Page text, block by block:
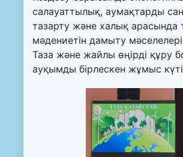
салауаттылық, аумақтарды
тазарту және халық арасында
мәдениетін дамыту
Таза және жайлы өңірді құру
ауқымды бірлескен жұмыс